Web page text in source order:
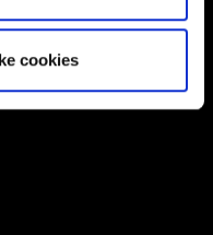
cookies